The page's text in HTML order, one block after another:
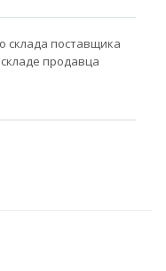
склада поставщика
продавца